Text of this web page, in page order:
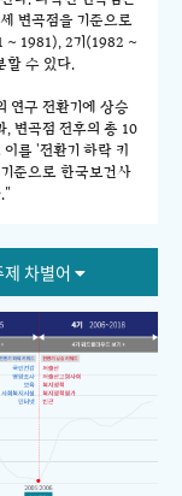
변곡점을 기준으로
~ 1981), 2기(1982 ~
할 수 있다.
연구 전환기에 상승
변곡점 전후의 총 10
를 '전환기 하락 키
준으로 한국보건사
차별어